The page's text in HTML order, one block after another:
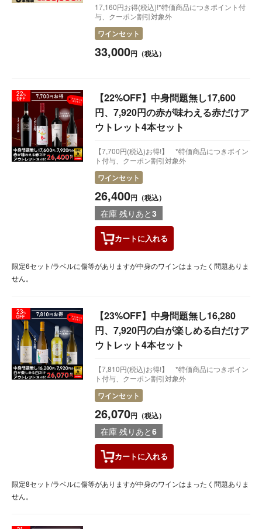
17,160円お得(税込)!*特価商品につきポイント付
与、クーポン割引対象外
ワインセット
33,000円（税込）
【22%OFF】中身問題無し17,600
円、7,920円の赤が味わえる赤だけア
ウトレット4本セット
【7,700円(税込)お得!】 *特価商品につきポイン
ト付与、クーポン割引対象外
ワインセット
26,400円（税込）
在庫 残りあと3
カートに入れる
限定6セット/ラベルに傷等がありますが中身のワインはまったく問題ありま
せん。
【23%OFF】中身問題無し16,280
円、7,920円の白が楽しめる白だけア
ウトレット4本セット
【7,810円(税込)お得!】 *特価商品につきポイン
ト付与、クーポン割引対象外
ワインセット
26,070円（税込）
在庫 残りあと6
カートに入れる
限定8セット/ラベルに傷等がありますが中身のワインはまったく問題ありま
せん。